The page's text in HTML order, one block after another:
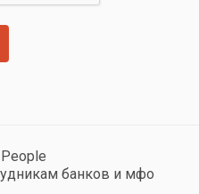
банков и мфо